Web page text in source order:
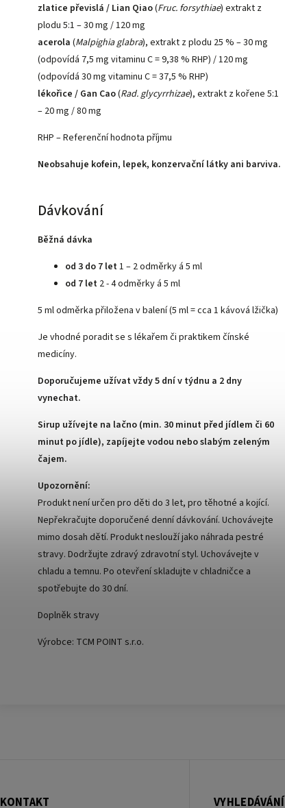
zlatice převislá / Lian Qiao(Fruc. forsythiae) extrakt z
plodu 5:1 – 30 mg / 120 mg
acerola (Malpighia glabra), extrakt z plodu 25 % – 30 mg
(odpovídá 7,5 mg vitaminu C = 9,38 % RHP) / 120 mg
(odpovídá 30 mg vitaminu C = 37,5 % RHP)
lékořice / Gan Cao(Rad. glycyrrhizae), extrakt z kořene 5:1
– 20 mg / 80 mg
RHP – Referenční hodnota příjmu
Neobsahuje kofein, lepek, konzervační látky ani barviva.
Dávkování
Běžná dávka
od 3 do 7 let1 – 2 odměrky á 5 ml
od 7 let 2 - 4 odměrky á 5 ml
5 ml odměrka přiložena v balení (5 ml = cca 1 kávová lžička)
Je vhodné poradit se s lékařem či praktikem čínské
medicíny.
Doporučujeme užívat vždy 5 dní v týdnu a 2 dny
vynechat.
Sirup užívejte na lačno (min. 30 minut před jídlem či 60
minut po jídle), zapíjejte vodou nebo slabým zeleným
čajem.
Upozornění:
Produkt není určen pro děti do 3 let, pro těhotné a kojící.
Nepřekračujte doporučené denní dávkování. Uchovávejte
mimo dosah dětí. Produkt neslouží jako náhrada pestré
stravy. Dodržujte zdravý zdravotní styl. Uchovávejte v
chladu a temnu. Po otevření skladujte v chladničce a
spotřebujte do 30 dní.
Doplněk stravy
Výrobce: TCM POINT s.r.o.
KONTAKT VYHLEDÁVÁNÍ